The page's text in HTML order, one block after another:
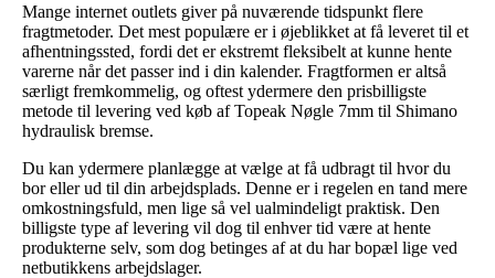
Mange internet outlets giver på nuværende tidspunkt flere
fragtmetoder. Det mest populære er i øjeblikket at få leveret til et
afhentningssted, fordi det er ekstremt fleksibelt at kunne hente
varerne når det passer ind i din kalender. Fragtformen er altså
særligt fremkommelig, og oftest ydermere den prisbilligste
metode til levering ved køb af Topeak Nøgle 7mm til Shimano
hydraulisk bremse.
Du kan ydermere planlægge at vælge at få udbragt til hvor du
bor eller ud til din arbejdsplads. Denne er i regelen en tand mere
omkostningsfuld, men lige så vel ualmindeligt praktisk. Den
billigste type af levering vil dog til enhver tid være at hente
produkterne selv, som dog betinges af at du har bopæl lige ved
netbutikkens arbejdslager.